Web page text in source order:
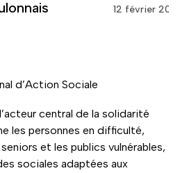
12 février
d’Action Sociale
central de la solidarité
les personnes en difficulté,
et les publics vulnérables,
sociales adaptées aux